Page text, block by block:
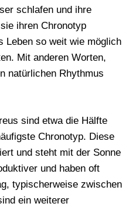
schlafen und ihre
ihren Chronotyp
Leben so weit wie möglich
Mit anderen Worten,
natürlichen Rhythmus
sind etwa die Hälfte
Chronotyp. Diese
und steht mit der Sonne
und haben oft
typischerweise zwischen
ein weiterer